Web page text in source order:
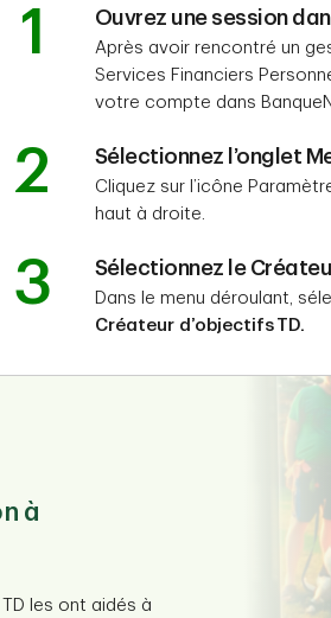
1 Ouvrez une session
Après avoir rencontré un
Services Financiers
votre compte dans
2 Sélectionnez l’onglet
Cliquez sur l’icône
haut à droite.
3 Sélectionnez le
Dans le menu déroulant,
Créateur d’objectifs TD.
à
les ont aidés à
parvenir.
sur le